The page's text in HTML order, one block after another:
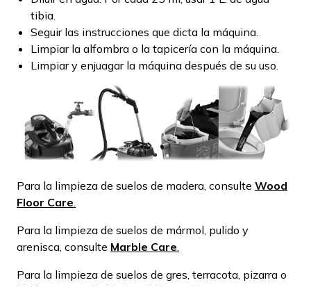
tibia.
Seguir las instrucciones que dicta la máquina.
Limpiar la alfombra o la tapicería con la máquina.
Limpiar y enjuagar la máquina después de su uso.
Para la limpieza de suelos de madera, consulte Wood
Floor Care
Para la limpieza de suelos de mármol, pulido y
arenisca, consulte Marble Care
Para la limpieza de suelos de gres, terracota, pizarra o